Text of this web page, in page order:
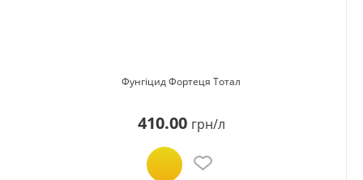
Фунгіцид Фортеця Тотал
410.00 грн/л